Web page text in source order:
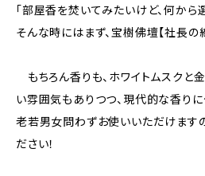
「部屋香を焚いてみたいけど、何から
そんな時にはまず、宝樹佛壇【社長の
もちろん香りも、ホワイトムスクと
い雰囲気もありつつ、現代的な香りに
老若男女問わずお使いいただけます
ださい！